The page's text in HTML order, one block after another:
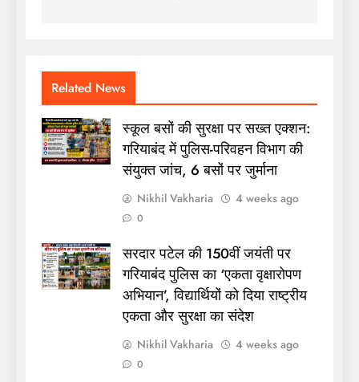
Related News
स्कूल बसों की सुरक्षा पर सख्त एक्शन:
गरियाबंद में पुलिस-परिवहन विभाग की
संयुक्त जांच, 6 बसों पर जुर्माना
Nikhil Vakharia 4 weeks ago
0
सरदार पटेल की 150वीं जयंती पर
गरियाबंद पुलिस का ‘एकता वृक्षारोपण
अभियान’, विद्यार्थियों को दिया राष्ट्रीय
एकता और सुरक्षा का संदेश
Nikhil Vakharia 4 weeks ago
0